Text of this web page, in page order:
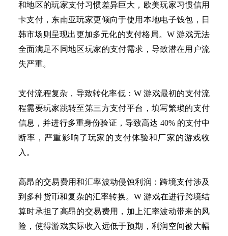
和地区的玩家支付习惯差异巨大，欧美玩家习惯信用
卡支付，东南亚玩家更倾向于使用本地电子钱包，日
韩市场则呈现出更加多元化的支付格局。W 游戏无法
全面满足不同地区玩家的支付需求，导致潜在用户流
失严重。
支付流程复杂，导致转化率低：W 游戏最初的支付流
程需要玩家跳转至第三方支付平台，填写繁琐的支付
信息，并进行多重身份验证，导致高达 40% 的支付中
断率，严重影响了玩家的支付体验和厂家的游戏收
入。
高昂的交易费用和汇率波动侵蚀利润：跨境支付涉及
到多种货币和复杂的汇率转换。W 游戏在进行跨境结
算时承担了高昂的交易费用，加上汇率波动带来的风
险，使得游戏实际收入远低于预期，利润空间被大幅